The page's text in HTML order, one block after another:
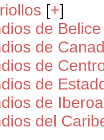
[+]
de Belice
de
de
de
de
del